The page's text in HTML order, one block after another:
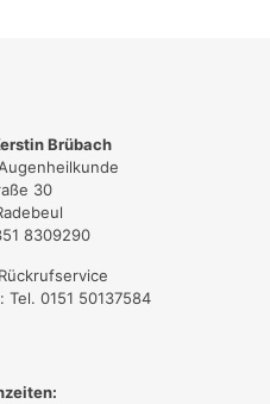
Brübach
30
8309290
Tel. 0151 50137584